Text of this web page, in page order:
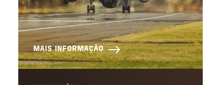
MAIS INFORMAÇÃO